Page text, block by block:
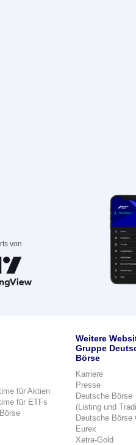
von
für Aktien
für ETFs
Weitere
Gruppe
Börse
Karriere
Presse
Deutsche Börse
(Listing und
Deutsche Börse
Eurex
Xetra-Gold